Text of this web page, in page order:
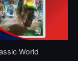
World